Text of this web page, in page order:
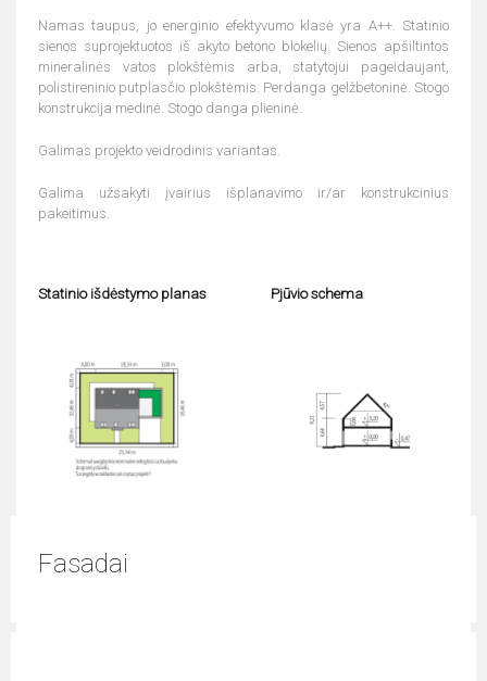
Namas taupus, jo energinio efektyvumo klasė yra A++. Statinio
sienos suprojektuotos iš akyto betono blokelių. Sienos apšiltintos
mineralinės vatos plokštėmis arba, statytojui pageidaujant,
polistireninio putplasčio plokštėmis. Perdanga gelžbetoninė. Stogo
konstrukcija medinė. Stogo danga plieninė.
Galimas projekto veidrodinis variantas.
Galima užsakyti įvairius išplanavimo ir/ar konstrukcinius
pakeitimus.
Statinio išdėstymo planas Pjūvio schema
Fasadai